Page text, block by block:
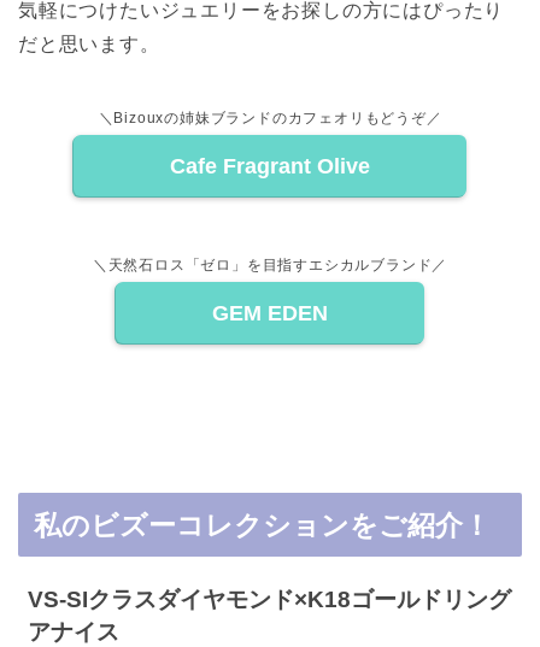
気軽につけたいジュエリーをお探しの方にはぴったり
だと思います。
＼Bizouxの姉妹ブランドのカフェオリもどうぞ／
Cafe Fragrant Olive
＼天然石ロス「ゼロ」を目指すエシカルブランド／
GEM EDEN
私のビズーコレクションをご紹介！
VS-SIクラスダイヤモンド×K18ゴールドリング
アナイス